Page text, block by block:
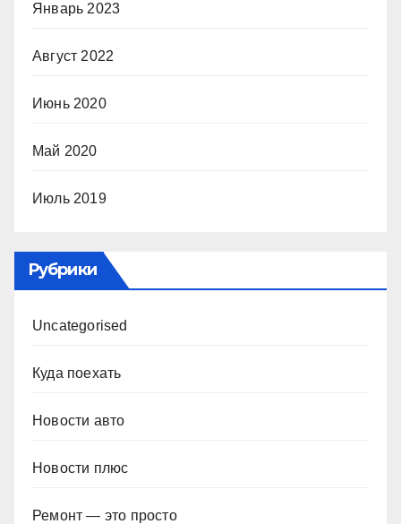
Январь 2023
Август 2022
Июнь 2020
Май 2020
Июль 2019
Рубрики
Uncategorised
Куда поехать
Новости авто
Новости плюс
Ремонт — это просто